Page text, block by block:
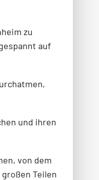
zu
auf
und ihren
von dem
Teilen